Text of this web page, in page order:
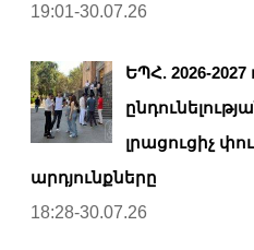
19:01-30.07.26
ԵՊՀ. 2026-
լրացուցիչ
արդյունքները
18:28-30.07.26